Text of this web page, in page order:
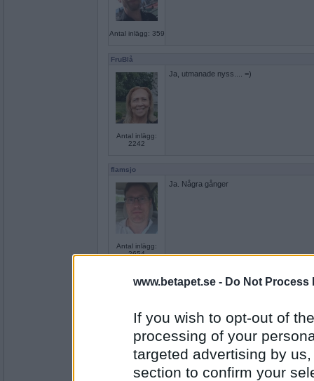
www.betapet.se - Do Not Process
If you wish to opt-out of
processing of your
targeted advertising by
section to confirm your
Antal inlägg: 359
FruBlå
Antal inlägg:
2242
Ja, utmanade nyss.... =)
flamsjo
Antal inlägg:
2654
Ja. Några gånger
Lillie_19- Ej medlem längre
Antal inlägg:
1999